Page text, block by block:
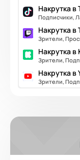
Накрутка в
Подписчики,
Накрутка в
Зрители,
Накрутка в
Зрители,
Накрутка в
Зрители,